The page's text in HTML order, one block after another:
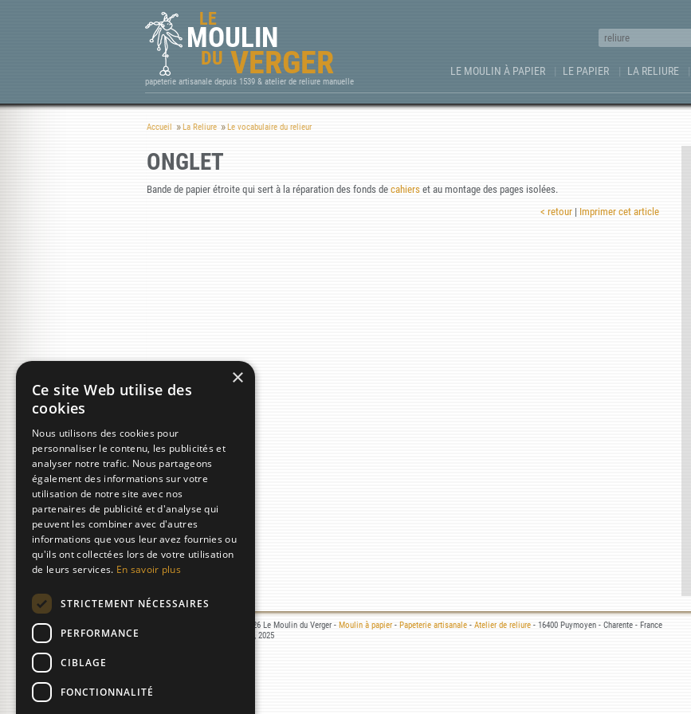
LE
MOULIN
DU VERGER
papeterie artisanale depuis 1539 & atelier de reliure manuelle
LE MOULIN À PAPIER LE PAPIER LA RELIURE
Accueil La Reliure Le vocabulaire du relieur
ONGLET
Bande de papier étroite qui sert à la réparation des fonds de cahierset au montage des pages isolées.
< retour| Imprimer cet article
- © 2000-2026 Le Moulin du Verger - Moulin à papier- Papeterie artisanale- Atelier de reliure- 16400 Puymoyen - Charente - France
, 2025
×
Ce site Web utilise des
cookies
Nous utilisons des cookies pour
personnaliser le contenu, les publicités et
analyser notre trafic. Nous partageons
également des informations sur votre
utilisation de notre site avec nos
partenaires de publicité et d'analyse qui
peuvent les combiner avec d'autres
informations que vous leur avez fournies ou
qu'ils ont collectées lors de votre utilisation
de leurs services. En savoir plus
STRICTEMENT NÉCESSAIRES
PERFORMANCE
CIBLAGE
FONCTIONNALITÉ